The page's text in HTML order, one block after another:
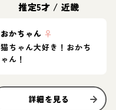
推定5才 / 近畿
おかちゃん ♀
猫ちゃん大好き！おかち
ゃん！
詳細を見る